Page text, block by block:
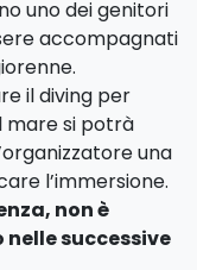
uno dei genitori
accompagnati
il diving per
mare si potrà
una
l’immersione.
non è
successive